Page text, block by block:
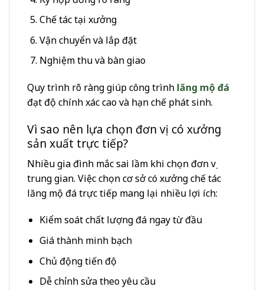
Chế tác tại xưởng
Vận chuyển và lắp đặt
Nghiệm thu và bàn giao
Quy trình rõ ràng giúp công trình lăng mộ đá
đạt độ chính xác cao và hạn chế phát sinh.
Vì sao nên lựa chọn đơn vị có xưởng
sản xuất trực tiếp?
Nhiều gia đình mắc sai lầm khi chọn đơn vị
trung gian. Việc chọn cơ sở có xưởng chế tác
lăng mộ đá trực tiếp mang lại nhiều lợi ích:
Kiểm soát chất lượng đá ngay từ đầu
Giá thành minh bạch
Chủ động tiến độ
Dễ chỉnh sửa theo yêu cầu